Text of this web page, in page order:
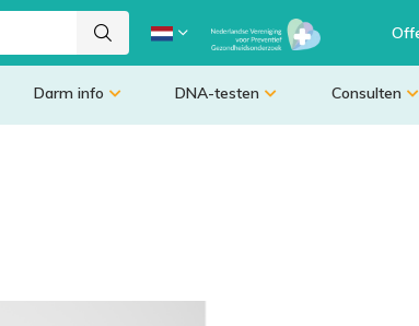
Darm info DNA-testen Consulten